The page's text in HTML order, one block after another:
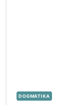
DOGMATIKA